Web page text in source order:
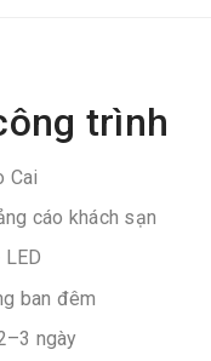
trình
Cai
cáo khách sạn
ban đêm
ngày